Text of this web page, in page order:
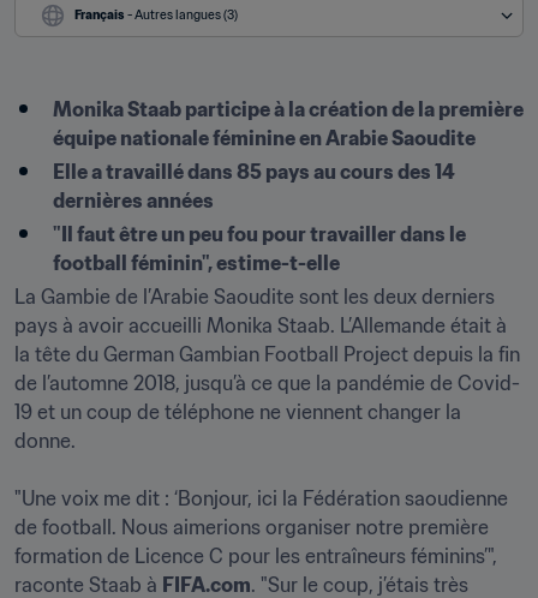
Français - Autres langues (3)
Monika Staab participe à la création de la première
équipe nationale féminine en Arabie Saoudite
Elle a travaillé dans 85 pays au cours des 14
dernières années
"Il faut être un peu fou pour travailler dans le
football féminin", estime-t-elle
La Gambie de l’Arabie Saoudite sont les deux derniers
pays à avoir accueilli Monika Staab. L’Allemande était à
la tête du German Gambian Football Project depuis la fin
de l’automne 2018, jusqu’à ce que la pandémie de Covid-
19 et un coup de téléphone ne viennent changer la
donne.
"Une voix me dit : ‘Bonjour, ici la Fédération saoudienne
de football. Nous aimerions organiser notre première
formation de Licence C pour les entraîneurs féminins’",
raconte Staab à FIFA.com. "Sur le coup, j’étais très